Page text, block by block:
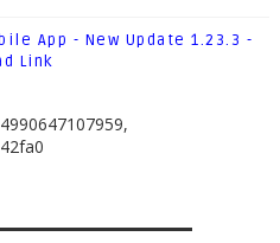
App - New Update 1.23.3 -
Link